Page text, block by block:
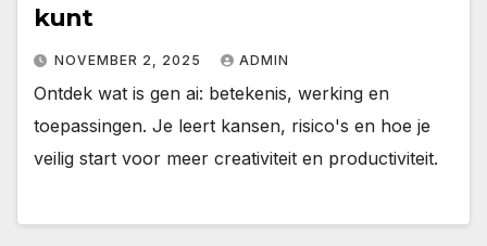
kunt
NOVEMBER 2, 2025 ADMIN
Ontdek wat is gen ai: betekenis, werking en
toepassingen. Je leert kansen, risico's en hoe je
veilig start voor meer creativiteit en productiviteit.